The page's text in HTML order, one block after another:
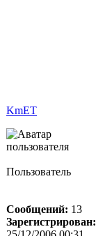
KmET
Пользователь
Сообщений: 13
Зарегистрирован: